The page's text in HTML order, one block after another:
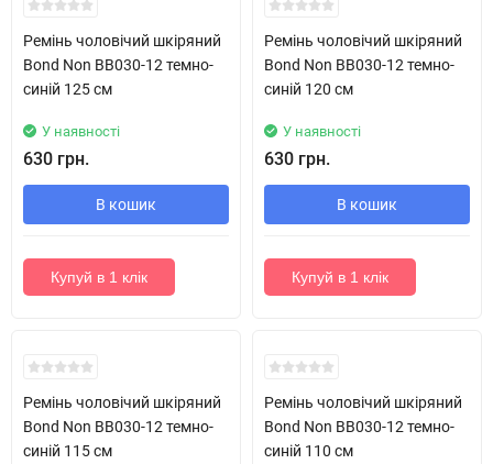
Ремінь чоловічий шкіряний
Bond Non BB030-12 темно-
синій 125 см
У наявності
630 грн.
В кошик
Купуй в 1 клік
Ремінь чоловічий шкіряний
Bond Non BB030-12 темно-
синій 120 см
У наявності
630 грн.
В кошик
Купуй в 1 клік
Новинка!
Ремінь чоловічий шкіряний
Bond Non BB030-12 темно-
синій 115 см
Новинка!
Ремінь чоловічий шкіряний
Bond Non BB030-12 темно-
синій 110 см